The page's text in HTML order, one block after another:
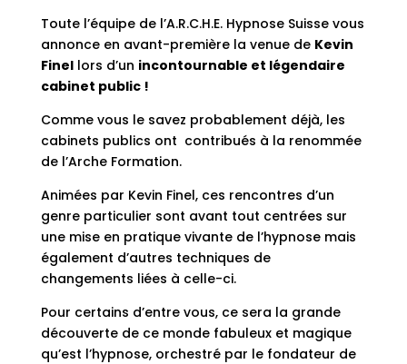
Toute l’équipe de l’A.R.C.H.E. Hypnose Suisse vous
annonce en avant-première la venue de Kevin
Finellors d’un incontournable et légendaire
cabinet public !
Comme vous le savez probablement déjà, les
cabinets publics ont contribués à la renommée
de l’Arche Formation.
Animées par Kevin Finel, ces rencontres d’un
genre particulier sont avant tout centrées sur
une mise en pratique vivante de l’hypnose mais
également d’autres techniques de
changements liées à celle-ci.
Pour certains d’entre vous, ce sera la grande
découverte de ce monde fabuleux et magique
qu’est l’hypnose, orchestré par le fondateur de